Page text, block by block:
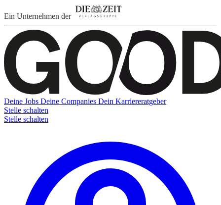
Ein Unternehmen der
Deine Jobs Deine Companies Dein Karriereratgeber
Stelle schalten
Stelle schalten